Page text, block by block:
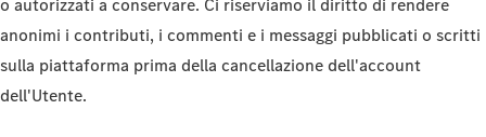
o autorizzati a conservare. Ci riserviamo il diritto di rendere
anonimi i contributi, i commenti e i messaggi pubblicati o scritti
sulla piattaforma prima della cancellazione dell'account
dell'Utente.